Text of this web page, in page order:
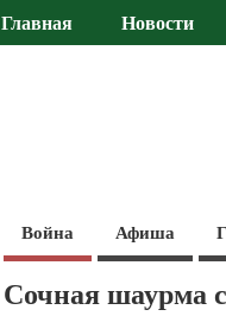
Главная Новости
Война Афиша
Сочная шаурма